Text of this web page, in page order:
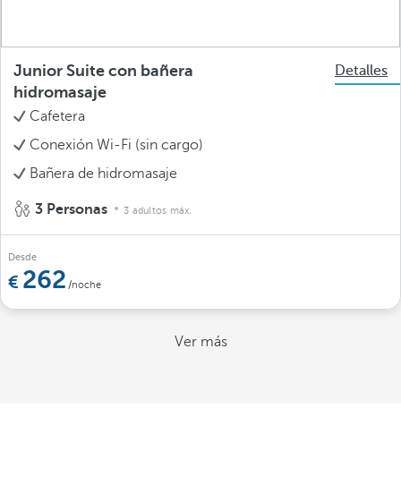
Junior Suite con bañera
hidromasaje
Detalles
Cafetera
Conexión Wi-Fi (sin cargo)
Bañera de hidromasaje
3 Personas 3 adultos máx.
Desde
262 /noche
Ver más